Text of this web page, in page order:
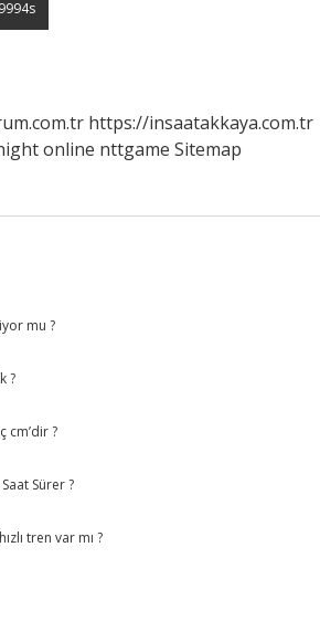
https://insaatakkaya.com.tr
online nttgame Sitemap
mu ?
?
cm’dir ?
Sürer ?
tren var mı ?